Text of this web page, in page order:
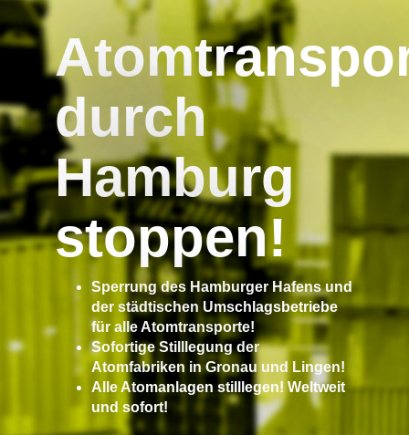
durch
Hamburg
stoppen!
Sperrung des Hamburger Hafens und
der städtischen Umschlagsbetriebe
für alle Atomtransporte!
Sofortige Stilllegung der
Atomfabriken in Gronau und Lingen!
Alle Atomanlagen stilllegen! Weltweit
und sofort!